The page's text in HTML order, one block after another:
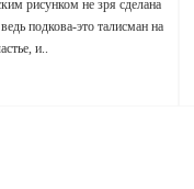
рисунком не зря сделана
подкова-это талисман на
и..